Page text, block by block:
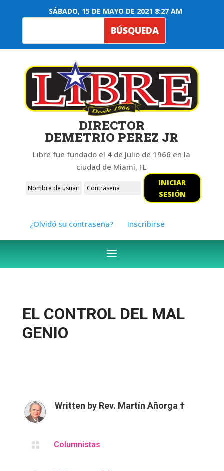
SÁBADO, 15 DE MAYO DE 2021 8:27 AM
DIRECTOR
DEMETRIO PEREZ JR
Libre fue fundado el 4 de Julio de 1966 en la
ciudad de Miami, FL
INICIAR
SESIÓN
¿Olvidó su contraseña? Inscribirse
EL CONTROL DEL MAL
GENIO
Written by Rev. Martín Añorga †
 Columnistas